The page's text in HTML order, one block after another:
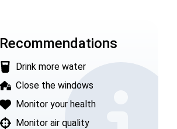
Recommendations
Drink more water
Close the windows
Monitor your health
Monitor air quality